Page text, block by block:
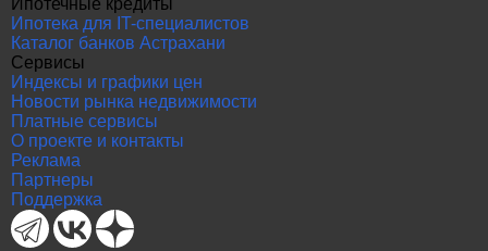
Ипотечные кредиты
Ипотека для IT-специалистов
Каталог банков Астрахани
Сервисы
Индексы и графики цен
Новости рынка недвижимости
Платные сервисы
О проекте и контакты
Реклама
Партнеры
Поддержка